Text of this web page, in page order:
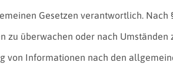
Gesetzen verantwortlich. Nach
zu überwachen oder nach Umständen
von Informationen nach den